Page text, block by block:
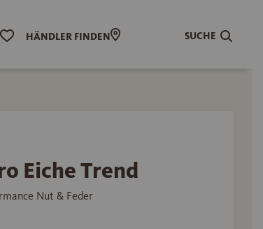
HÄNDLER FINDEN SUCHE
Eiche Trend
Nut & Feder